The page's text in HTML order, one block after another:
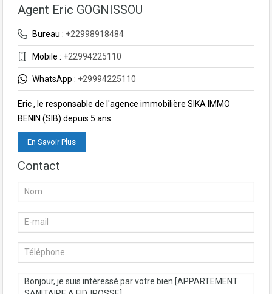
Agent Eric GOGNISSOU
Bureau : +22998918484
Mobile : +22994225110
WhatsApp : +29994225110
Eric , le responsable de l'agence immobilière SIKA IMMO
BENIN (SIB) depuis 5 ans.
En Savoir Plus
Contact